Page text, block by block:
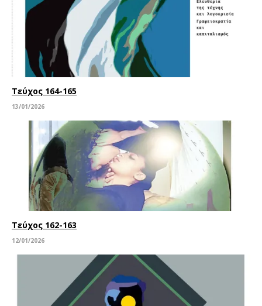
Τεύχος 164-165
13/01/2026
Τεύχος 162-163
12/01/2026